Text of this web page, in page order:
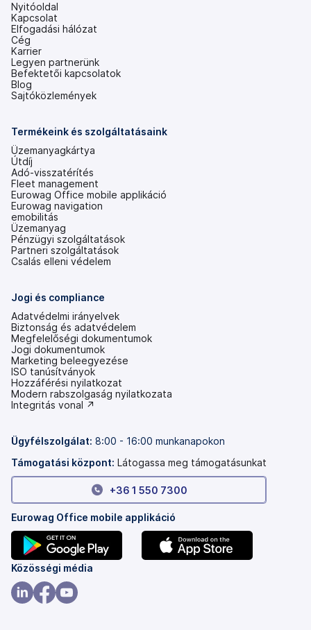
Nyitóoldal
Kapcsolat
Elfogadási hálózat
Cég
Karrier
Legyen partnerünk
Befektetői kapcsolatok
(új
lapon
Blog
Sajtóközlemények
Termékeink és szolgáltatásaink
Üzemanyagkártya
Útdíj
Adó-visszatérítés
Fleet management
Eurowag Office mobile applikáció
Eurowag navigation
emobilitás
Üzemanyag
Pénzügyi szolgáltatások
Partneri szolgáltatások
Csalás elleni védelem
Jogi és compliance
Adatvédelmi irányelvek
Biztonság és adatvédelem
Megfelelőségi dokumentumok
Jogi dokumentumok
Marketing beleegyezése
ISO tanúsítványok
Hozzáférési nyilatkozat
(új
lapon
Modern rabszolgaság nyilatkozata
(új
meg)
Integritás vonal ↗
Ügyfélszolgálat: 8:00 - 16:00 munkanapokon
Támogatási központ: Látogassa meg támogatásunkat
+36 1 550 7300
Eurowag Office mobile applikáció
(új
lapon
nyílik
Közösségi média